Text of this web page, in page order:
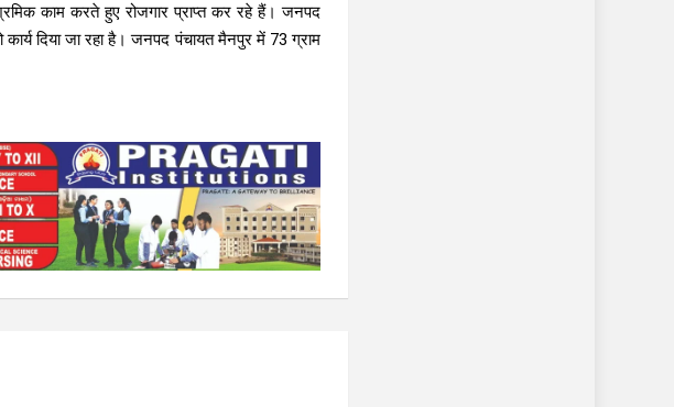
काम करते हुए रोजगार प्राप्त कर रहे हैं। जनपद
दिया जा रहा है। जनपद पंचायत मैनपुर में 73 ग्राम